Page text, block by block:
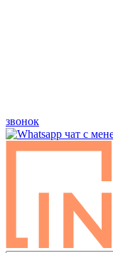
звонок